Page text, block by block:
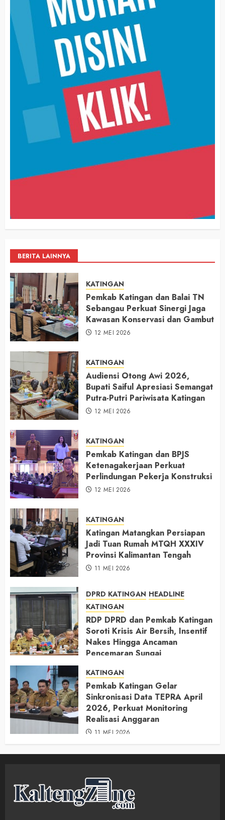
BERITA LAINNYA
KATINGAN
Pemkab Katingan dan Balai TN
Sebangau Perkuat Sinergi Jaga
Kawasan Konservasi dan Gambut
12 MEI 2026
KATINGAN
Audiensi Otong Awi 2026,
Bupati Saiful Apresiasi Semangat
Putra-Putri Pariwisata Katingan
12 MEI 2026
KATINGAN
Pemkab Katingan dan BPJS
Ketenagakerjaan Perkuat
Perlindungan Pekerja Konstruksi
12 MEI 2026
KATINGAN
Katingan Matangkan Persiapan
Jadi Tuan Rumah MTQH XXXIV
Provinsi Kalimantan Tengah
11 MEI 2026
DPRD KATINGAN HEADLINE
KATINGAN
RDP DPRD dan Pemkab Katingan
Soroti Krisis Air Bersih, Insentif
Nakes Hingga Ancaman
Pencemaran Sungai
KATINGAN
Pemkab Katingan Gelar
Sinkronisasi Data TEPRA April
2026, Perkuat Monitoring
Realisasi Anggaran
11 MEI 2026